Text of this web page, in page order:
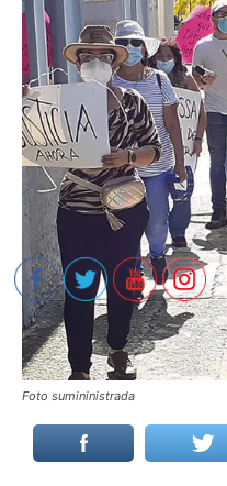
Foto sumininistrada